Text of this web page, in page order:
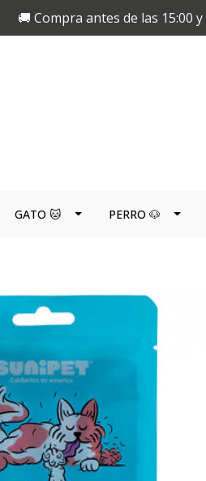
🚚 Compra antes de las 15:00 y
GATO 🐱 PERRO 🐶